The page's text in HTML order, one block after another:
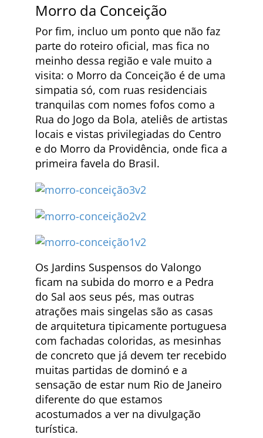
Morro da Conceição
Por fim, incluo um ponto que não faz
parte do roteiro oficial, mas fica no
meinho dessa região e vale muito a
visita: o Morro da Conceição é de uma
simpatia só, com ruas residenciais
tranquilas com nomes fofos como a
Rua do Jogo da Bola, ateliês de artistas
locais e vistas privilegiadas do Centro
e do Morro da Providência, onde fica a
primeira favela do Brasil.
Os Jardins Suspensos do Valongo
ficam na subida do morro e a Pedra
do Sal aos seus pés, mas outras
atrações mais singelas são as casas
de arquitetura tipicamente portuguesa
com fachadas coloridas, as mesinhas
de concreto que já devem ter recebido
muitas partidas de dominó e a
sensação de estar num Rio de Janeiro
diferente do que estamos
acostumados a ver na divulgação
turística.